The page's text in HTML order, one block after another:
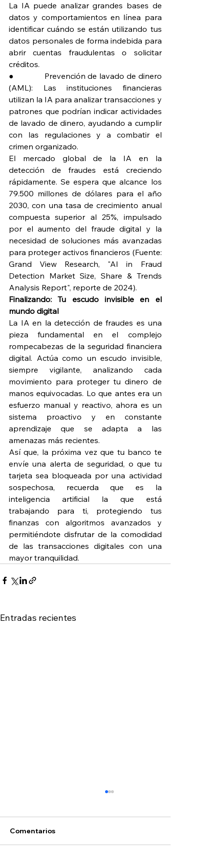
La IA puede analizar grandes bases de
datos y comportamientos en línea para
identificar cuándo se están utilizando tus
datos personales de forma indebida para
abrir cuentas fraudulentas o solicitar
créditos.
●             Prevención de lavado de dinero
(AML): Las instituciones financieras
utilizan la IA para analizar transacciones y
patrones que podrían indicar actividades
de lavado de dinero, ayudando a cumplir
con las regulaciones y a combatir el
crimen organizado.
El mercado global de la IA en la
detección de fraudes está creciendo
rápidamente. Se espera que alcance los
79.500 millones de dólares para el año
2030, con una tasa de crecimiento anual
compuesta superior al 25%, impulsado
por el aumento del fraude digital y la
necesidad de soluciones más avanzadas
para proteger activos financieros (Fuente:
Grand View Research, "AI in Fraud
Detection Market Size, Share & Trends
Analysis Report", reporte de 2024).
Finalizando: Tu escudo invisible en el
mundo digital
La IA en la detección de fraudes es una
pieza fundamental en el complejo
rompecabezas de la seguridad financiera
digital. Actúa como un escudo invisible,
siempre vigilante, analizando cada
movimiento para proteger tu dinero de
manos equivocadas. Lo que antes era un
esfuerzo manual y reactivo, ahora es un
sistema proactivo y en constante
aprendizaje que se adapta a las
amenazas más recientes.
Así que, la próxima vez que tu banco te
envíe una alerta de seguridad, o que tu
tarjeta sea bloqueada por una actividad
sospechosa, recuerda que es la
inteligencia artificial la que está
trabajando para ti, protegiendo tus
finanzas con algoritmos avanzados y
permitiéndote disfrutar de la comodidad
de las transacciones digitales con una
mayor tranquilidad.
Entradas recientes
Comentarios